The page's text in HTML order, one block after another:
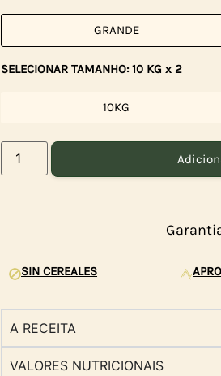
GRANDE
SELECIONAR TAMANHO: 10 KG x 2
10KG
SIN CEREALES
A RECEITA
VALORES NUTRICIONAIS